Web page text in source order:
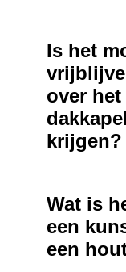
Is het
over
krijgen?
Wat is
een
een